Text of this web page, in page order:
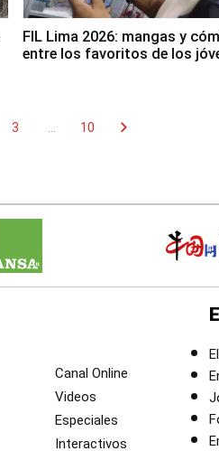
FIL Lima 2026: mangas y
entre los favoritos de los
3 10 chevron_right
Canal Online
Videos
Especiales
Interactivos